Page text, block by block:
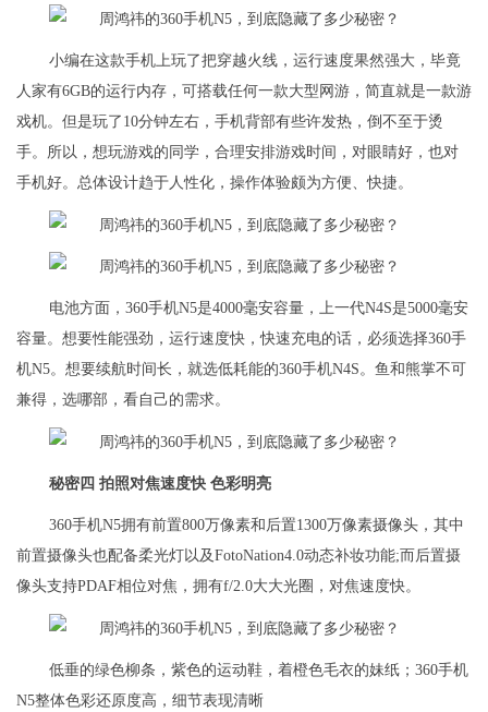
小编在这款手机上玩了把穿越火线，运行速度果然强大，毕竟
人家有6GB的运行内存，可搭载任何一款大型网游，简直就是一款游
戏机。但是玩了10分钟左右，手机背部有些许发热，倒不至于烫
手。所以，想玩游戏的同学，合理安排游戏时间，对眼睛好，也对
手机好。总体设计趋于人性化，操作体验颇为方便、快捷。
电池方面，360手机N5是4000毫安容量，上一代N4S是5000毫安
容量。想要性能强劲，运行速度快，快速充电的话，必须选择360手
机N5。想要续航时间长，就选低耗能的360手机N4S。鱼和熊掌不可
兼得，选哪部，看自己的需求。
秘密四 拍照对焦速度快 色彩明亮
360手机N5拥有前置800万像素和后置1300万像素摄像头，其中
前置摄像头也配备柔光灯以及FotoNation4.0动态补妆功能;而后置摄
像头支持PDAF相位对焦，拥有f/2.0大大光圈，对焦速度快。
低垂的绿色柳条，紫色的运动鞋，着橙色毛衣的妹纸；360手机
N5整体色彩还原度高，细节表现清晰